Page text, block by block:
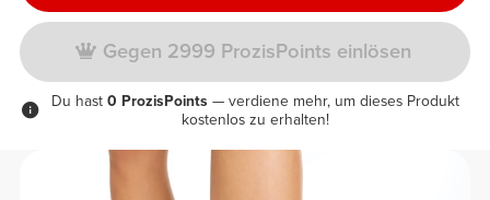
Gegen 2999 ProzisPoints einlösen
Du hast 0 ProzisPoints — verdiene mehr, um dieses Produkt
kostenlos zu erhalten!